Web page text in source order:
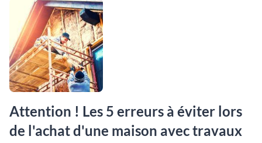
Attention ! Les 5 erreurs à éviter lors
de l'achat d'une maison avec travaux